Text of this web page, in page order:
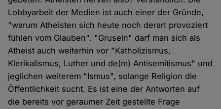
Lobbyarbeit der Medien ist auch einer der Gründe,
"warum Atheisten sich heute noch derart provoziert
fühlen vom Glauben". "Gruseln" darf man sich als
Atheist auch weiterhin vor "Katholizismus,
Klerikalismus, Luther und de(m) Antisemitismus" und
jeglichen weiterem "Ismus", solange Religion die
Öffentlichkeit sucht. Es ist eine der Antworten auf
die bereits vor geraumer Zeit gestellte Frage